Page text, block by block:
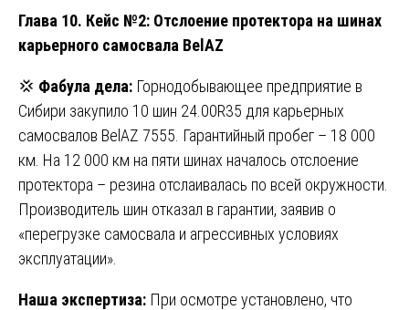
Глава 10. Кейс №2: Отслоение протектора на шинах
карьерного самосвала BelAZ
💢 Фабула дела: Горнодобывающее предприятие в
Сибири закупило 10 шин 24.00R35 для карьерных
самосвалов BelAZ 7555. Гарантийный пробег – 18 000
км. На 12 000 км на пяти шинах началось отслоение
протектора – резина отслаивалась по всей окружности.
Производитель шин отказал в гарантии, заявив о
«перегрузке самосвала и агрессивных условиях
эксплуатации».
Наша экспертиза: При осмотре установлено, что